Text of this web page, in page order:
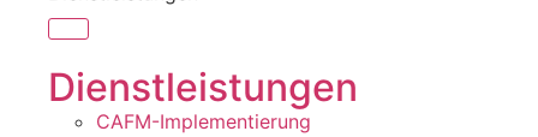
Dienstleistungen
CAFM-Implementierung